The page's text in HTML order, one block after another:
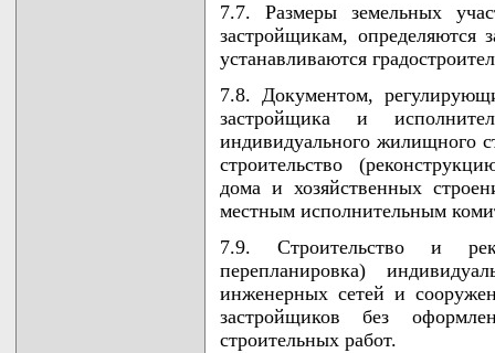
7.7. Размеры земельных
застройщикам, определяются
устанавливаются
7.8. Документом,
застройщика и
индивидуального жилищного
строительство
дома и хозяйственных
местным исполнительным
7.9. Строительство и
перепланировка)
инженерных сетей и
застройщиков без
строительных работ.